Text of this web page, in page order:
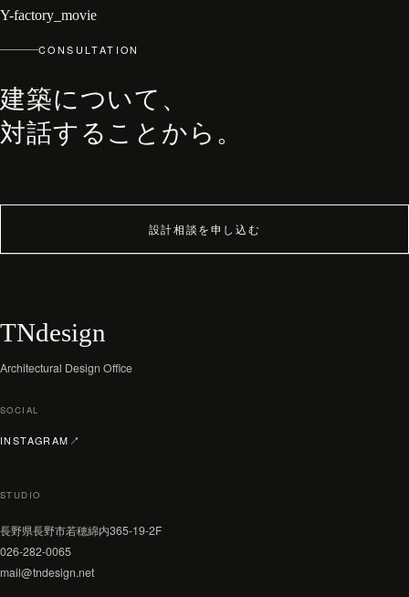
Y-factory_movie
CONSULTATION
建築について、
対話することから。
設計相談を申し込む
TNdesign
Architectural Design Office
SOCIAL
INSTAGRAM ↗
（新しいタブで開く）
STUDIO
長野県長野市若穂綿内365-19-2F
026-282-0065
mail@tndesign.net